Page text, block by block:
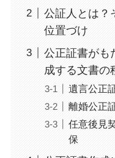
公証人とは？
位置づけ
公正証書がも
成する文書の
遺言公正
離婚公正
任意後見
保